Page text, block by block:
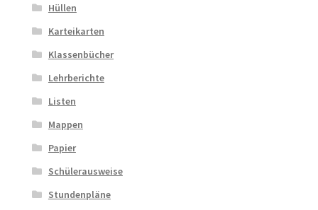
Hüllen
Karteikarten
Klassenbücher
Lehrberichte
Listen
Mappen
Papier
Schülerausweise
Stundenpläne